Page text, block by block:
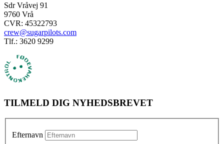
Sdr Vråvej 91
9760 Vrå
CVR: 45322793
crew@sugarpilots.com
Tlf.: 3620 9299
TILMELD DIG NYHEDSBREVET
Efternavn